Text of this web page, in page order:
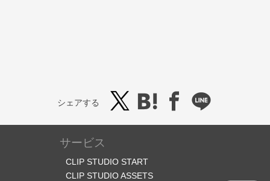
シェアする
サービス
CLIP STUDIO START
CLIP STUDIO ASSETS